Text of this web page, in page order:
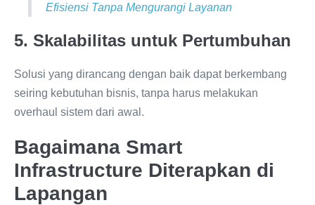
Efisiensi Tanpa Mengurangi Layanan
5. Skalabilitas untuk Pertumbuhan
Solusi yang dirancang dengan baik dapat berkembang
seiring kebutuhan bisnis, tanpa harus melakukan
overhaul sistem dari awal.
Bagaimana Smart
Infrastructure Diterapkan di
Lapangan